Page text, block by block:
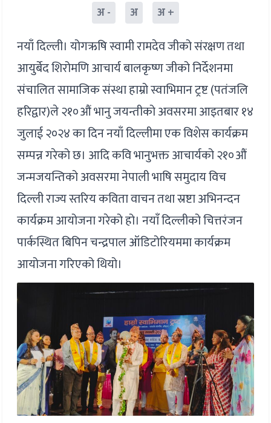
अ - अ अ +
नयाँ दिल्ली। योगऋषि स्वामी रामदेव जीको संरक्षण तथा
आयुर्बेद शिरोमणि आचार्य बालकृष्ण जीको निर्देशनमा
संचालित सामाजिक संस्था हाम्रो स्वाभिमान ट्रष्ट (पतंजलि
हरिद्वार)ले २१०औं भानु जयन्तीको अवसरमा आइतबार १४
जुलाई २०२४ का दिन नयाँ दिल्लीमा एक विशेस कार्यक्रम
सम्पन्न गरेको छ। आदि कवि भानुभक्त आचार्यको २१०औं
जन्मजयन्तिको अवसरमा नेपाली भाषि समुदाय विच
दिल्ली राज्य स्तरिय कविता वाचन तथा स्रष्टा अभिनन्दन
कार्यक्रम आयोजना गरेको हो। नयाॅं दिल्लीको चित्तरंजन
पार्कस्थित बिपिन चन्द्रपाल ऑडिटोरियममा कार्यक्रम
आयोजना गरिएको थियो।